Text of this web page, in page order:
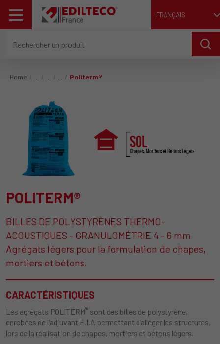
FRANÇAIS
Home Politerm®
SOL
Chapes, Mortiers et Bétons Légers
POLITERM®
BILLES DE POLYSTYRÈNES THERMO-
ACOUSTIQUES - GRANULOMÉTRIE 4 - 6 mm
Agrégats légers pour la formulation de chapes,
mortiers et bétons.
CARACTÉRISTIQUES
Les agrégats POLITERM® sont des billes de polystyrène,
enrobées de l’adjuvant E.I.A permettant d’alléger les structures,
lors de la réalisation de chapes, mortiers et bétons légers.